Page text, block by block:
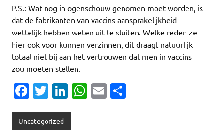
P.S.: Wat nog in ogenschouw genomen moet worden, is
dat de fabrikanten van vaccins aansprakelijkheid
wettelijk hebben weten uit te sluiten. Welke reden ze
hier ook voor kunnen verzinnen, dit draagt natuurlijk
totaal niet bij aan het vertrouwen dat men in vaccins
zou moeten stellen.
Fa
e
T
it
Li W E
Uncategorized